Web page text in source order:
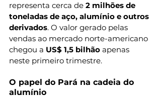
representa cerca de 2 milhões de
toneladas de aço, alumínio e outros
derivados. O valor gerado pelas
vendas ao mercado norte-americano
chegou a US$ 1,5 bilhão apenas
neste primeiro trimestre.
O papel do Pará na cadeia do
alumínio